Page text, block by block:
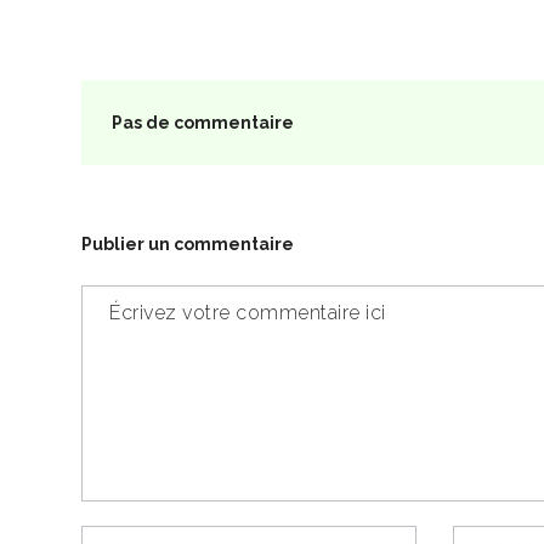
Pas de commentaire
Publier un commentaire